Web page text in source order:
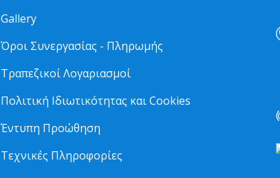
Gallery
Όροι Συνεργασίας - Πληρωμής
Τραπεζικοί Λογαριασμοί
Πολιτική Ιδιωτικότητας και Cookies
Έντυπη Προώθηση
Τεχνικές Πληροφορίες